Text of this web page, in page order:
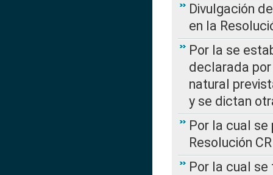
Divulgación
en la
Por la se
declarada
natural
y se dictan
Por la cual
Resolución
Por la cual